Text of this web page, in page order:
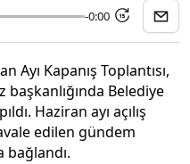
-0:00 15
Ayı Kapanış Toplantısı,
başkanlığında Belediye
Haziran ayı açılış
edilen gündem